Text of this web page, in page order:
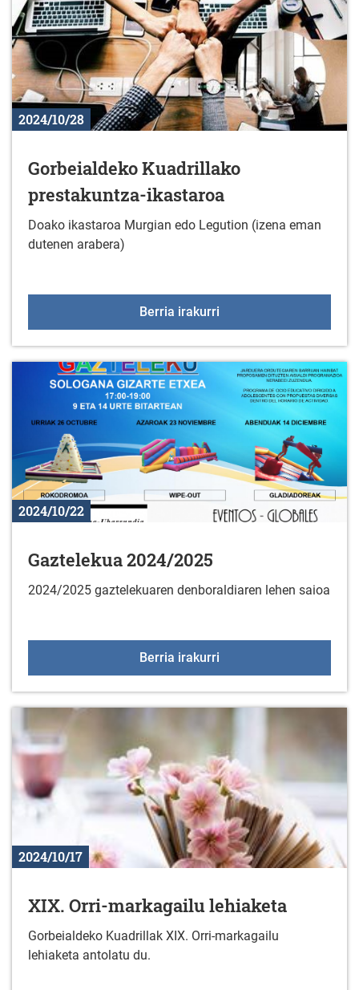
2024/10/28
Gorbeialdeko Kuadrillako
prestakuntza-ikastaroa
Doako ikastaroa Murgian edo Legution (izena eman
dutenen arabera)
Berria irakurri
2024/10/22
Gaztelekua 2024/2025
2024/2025 gaztelekuaren denboraldiaren lehen saioa
Berria irakurri
2024/10/17
XIX. Orri-markagailu lehiaketa
Gorbeialdeko Kuadrillak XIX. Orri-markagailu
lehiaketa antolatu du.